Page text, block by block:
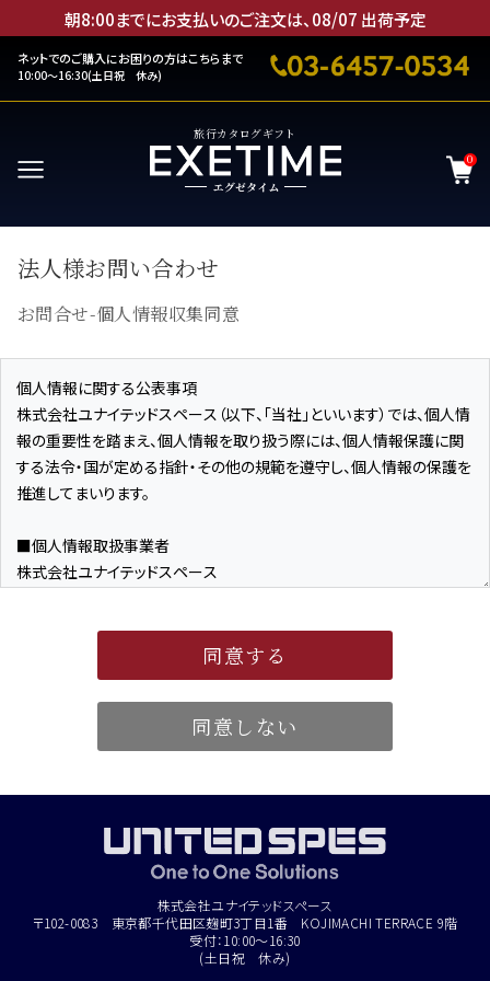
朝8:00までにお支払いのご注文は、08/07 出荷予定
ネットでのご購入にお困りの方はこちらまで
10:00～16:30(土日祝 休み)
旅行カタログギフト
0
法人様お問い合わせ
お問合せ-個人情報収集同意
同意する
同意しない
株式会社ユナイテッドスペース
〒102-0083 東京都千代田区麹町3丁目1番 KOJIMACHI TERRACE 9階
受付：10:00～16:30
(土日祝 休み)